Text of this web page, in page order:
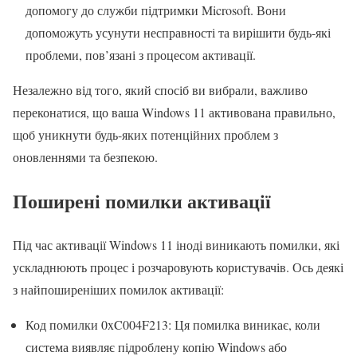
допомогу до служби підтримки Microsoft. Вони
допоможуть усунути несправності та вирішити будь-які
проблеми, пов’язані з процесом активації.
Незалежно від того, який спосіб ви вибрали, важливо
переконатися, що ваша Windows 11 активована правильно,
щоб уникнути будь-яких потенційних проблем з
оновленнями та безпекою.
Поширені помилки активації
Під час активації Windows 11 іноді виникають помилки, які
ускладнюють процес і розчаровують користувачів. Ось деякі
з найпоширеніших помилок активації:
Код помилки 0xC004F213: Ця помилка виникає, коли
система виявляє підроблену копію Windows або